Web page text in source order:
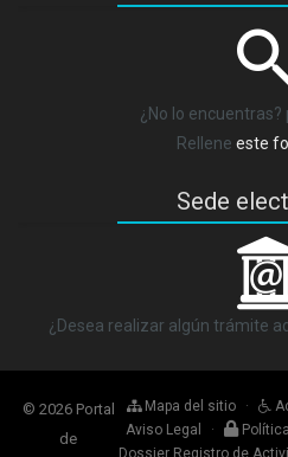
¿No lo encuentras?
Rellene este
Sede
¿Desea realizar algún trámite
© 2026 Portal
de
Mapa del sitio ·
Aviso Legal
·
Dossier Registro de